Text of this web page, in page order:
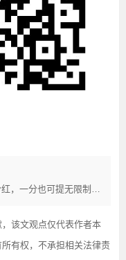
下一篇：大小买卖已经堆积，持果永久分红，一分也可提无限制秒到
该文观点仅代表作者本
有权，不承担相关法律责